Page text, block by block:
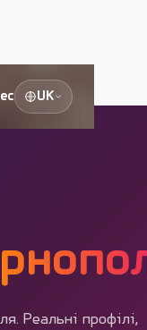
UK
Реальні профілі,